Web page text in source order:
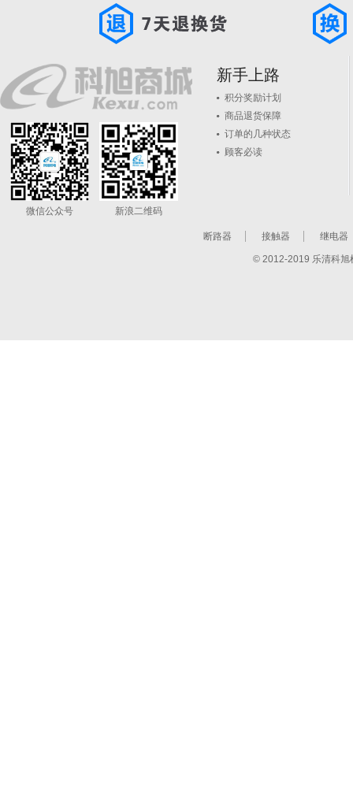
微信公众号 新浪二维码
新手上路
积分奖励计划
商品退货保障
订单的几种状态
顾客必读
断路器 接触器 继电器
© 2012-2019 乐清科旭